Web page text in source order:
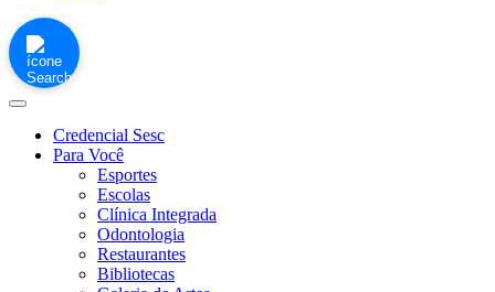
Credencial Sesc
Para Você
Esportes
Escolas
Clínica Integrada
Odontologia
Restaurantes
Bibliotecas